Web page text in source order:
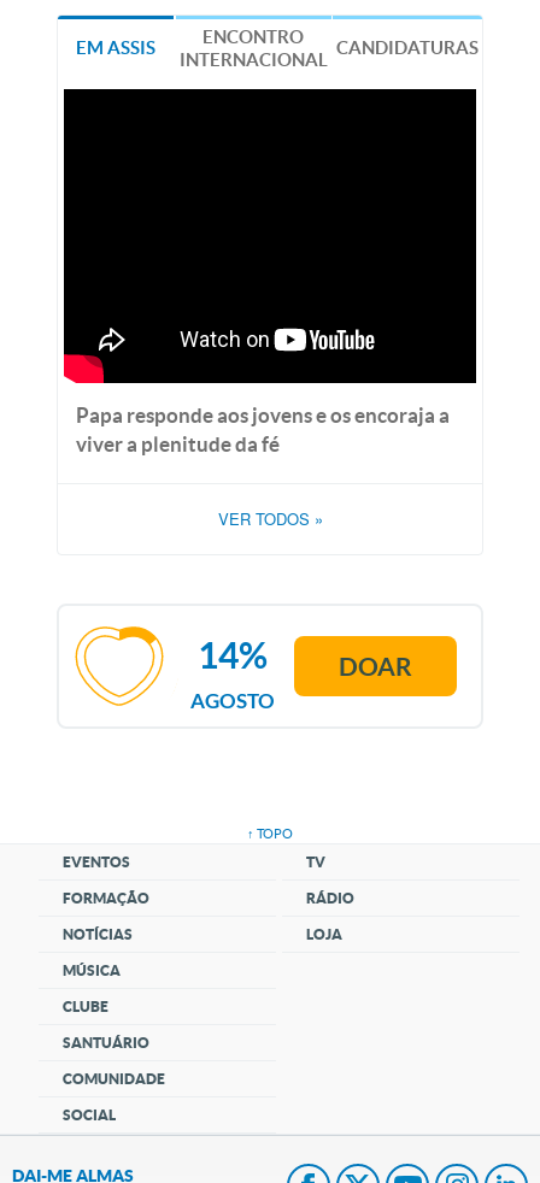
EM ASSIS
ENCONTRO
INTERNACIONAL
CANDIDATURAS
Papa responde aos jovens e os encoraja a
viver a plenitude da fé
VER TODOS »
AGOSTO
14% DOAR
↑ TOPO
EVENTOS
FORMAÇÃO
NOTÍCIAS
MÚSICA
CLUBE
SANTUÁRIO
COMUNIDADE
SOCIAL
TV
RÁDIO
LOJA
DAI-ME ALMAS